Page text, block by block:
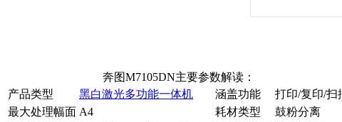
奔图M7105DN主要参数解读：
产品类型
黑白激光多功能一体机 涵盖功能
打印/复印/扫
最大处理幅面 A4 耗材类型
鼓粉分离